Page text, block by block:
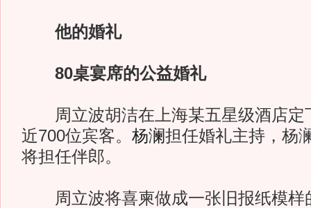
他的婚礼
80桌宴席的公益婚礼
周立波胡洁在上海某五星级酒店定
近700位宾客。 杨澜担任婚礼主持，杨
将担任伴郎。
周立波将喜柬做成一张旧报纸模样